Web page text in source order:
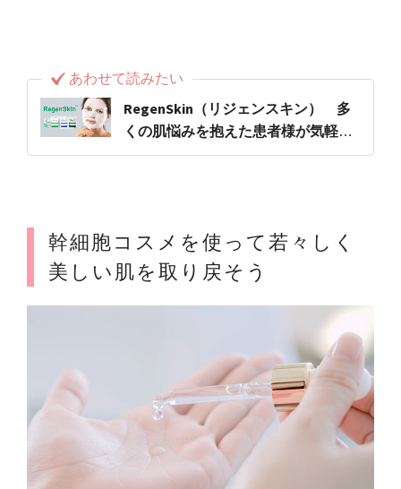
あわせて読みたい
RegenSkin（リジェンスキン） 多
くの肌悩みを抱えた患者様が気軽に
使用できるように。肌を健康に美し
幹細胞コスメを使って若々しく
美しい肌を取り戻そう